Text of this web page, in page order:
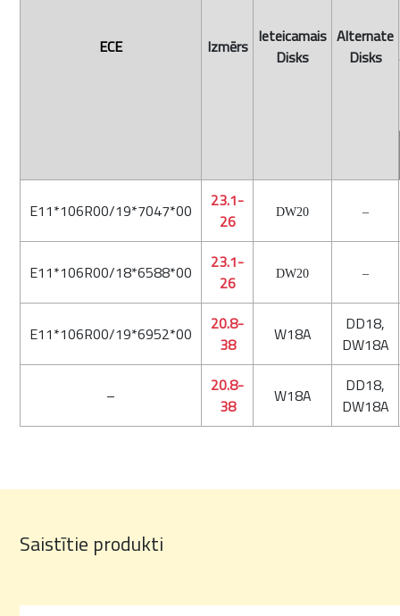
ECE Izmērs Ieteicamais
Disks
Alternate
Disks
E11*106R00/19*7047*00
23.1-
26
DW20 –
E11*106R00/18*6588*00
23.1-
26
DW20 –
E11*106R00/19*6952*00
20.8-
38
W18A
DD18,
DW18A
–
20.8-
38
W18A
DD18,
DW18A
Saistītie produkti